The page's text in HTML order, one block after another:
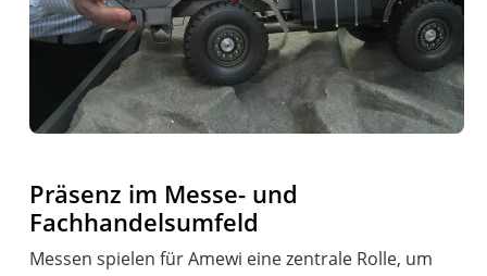
Präsenz im Messe- und
Fachhandelsumfeld
Messen spielen für Amewi eine zentrale Rolle, um